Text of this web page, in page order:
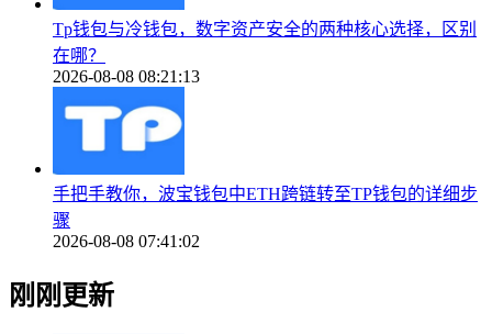
Tp钱包与冷钱包，数字资产安全的两种核心选择，区别
在哪？
2026-08-08 08:21:13
手把手教你，波宝钱包中ETH跨链转至TP钱包的详细步
骤
2026-08-08 07:41:02
刚刚更新